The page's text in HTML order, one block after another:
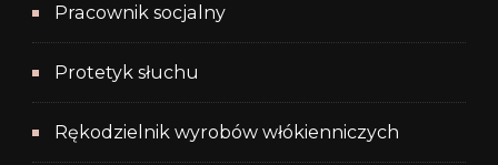
Pracownik socjalny
Protetyk słuchu
Rękodzielnik wyrobów włókienniczych